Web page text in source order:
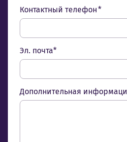
Контактный телефон *
Эл. почта*
Дополнительная информаци